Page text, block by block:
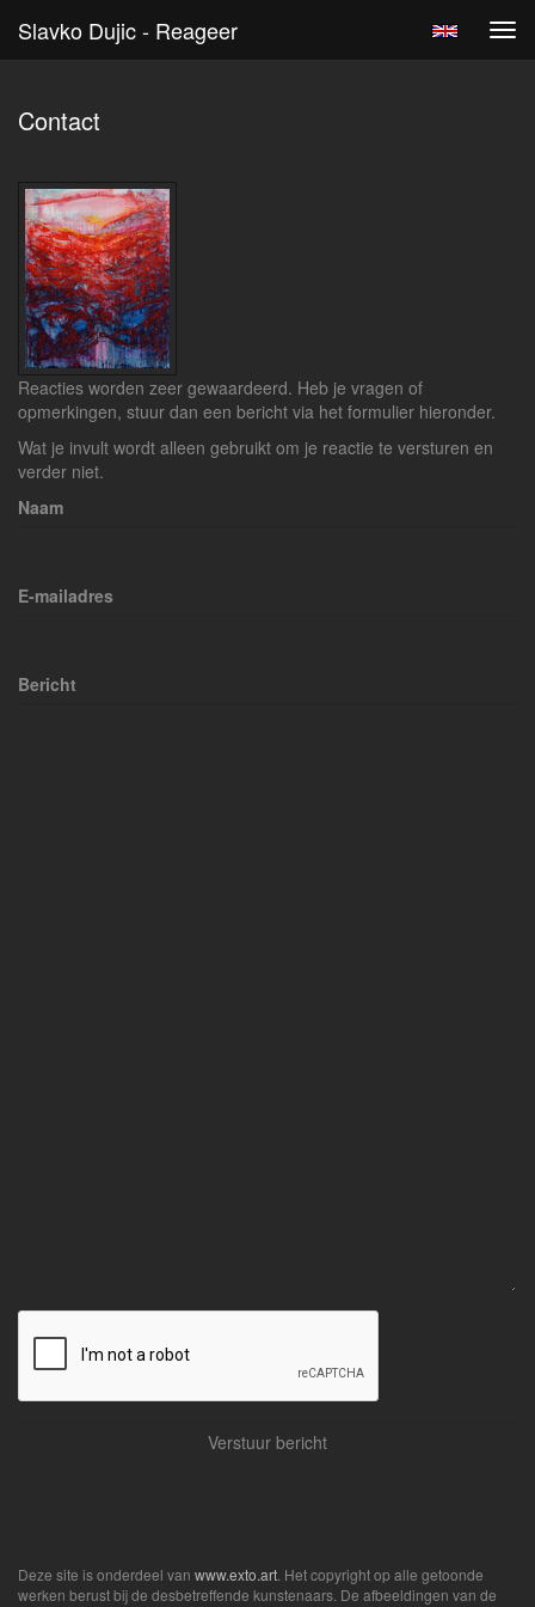
Slavko Dujic - Reageer
Contact
Reacties worden zeer gewaardeerd. Heb je vragen of
opmerkingen, stuur dan een bericht via het formulier hieronder.
Wat je invult wordt alleen gebruikt om je reactie te versturen en
verder niet.
Naam
E-mailadres
Bericht
Deze site is onderdeel van www.exto.art . Het copyright op alle getoonde
werken berust bij de desbetreffende kunstenaars. De afbeeldingen van de